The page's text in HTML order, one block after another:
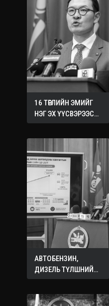
16 ТӨРЛИЙН ЭМИЙГ
НЭГ ЭХ ҮҮСВЭРЭЭС
ХУДАЛДАН АВАХ
АВТОБЕНЗИН,
ДИЗЕЛЬ ТҮЛШНИЙ
ОНЦГОЙ АЛБАН